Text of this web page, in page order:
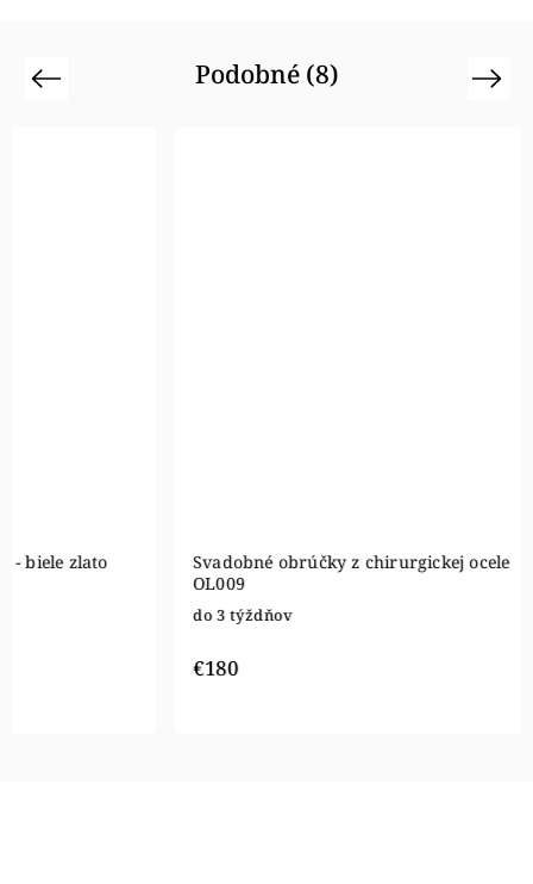
Podobné (8)
Previous
Svadobné obrúčky z chirurgickej ocele
Next